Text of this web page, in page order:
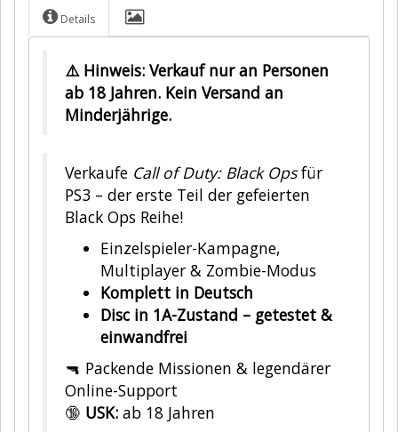
Details
⚠️ Hinweis: Verkauf nur an Personen
ab 18 Jahren. Kein Versand an
Minderjährige.
Verkaufe Call of Duty: Black Opsfür
PS3 – der erste Teil der gefeierten
Black Ops Reihe!
Einzelspieler-Kampagne,
Multiplayer & Zombie-Modus
Komplett in Deutsch
Disc in 1A-Zustand – getestet &
einwandfrei
🔫 Packende Missionen & legendärer
Online-Support
🔞 USK: ab 18 Jahren